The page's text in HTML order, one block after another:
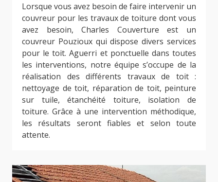
Lorsque vous avez besoin de faire intervenir un
couvreur pour les travaux de toiture dont vous
avez besoin, Charles Couverture est un
couvreur Pouzioux qui dispose divers services
pour le toit. Aguerri et ponctuelle dans toutes
les interventions, notre équipe s’occupe de la
réalisation des différents travaux de toit :
nettoyage de toit, réparation de toit, peinture
sur tuile, étanchéité toiture, isolation de
toiture. Grâce à une intervention méthodique,
les résultats seront fiables et selon toute
attente.